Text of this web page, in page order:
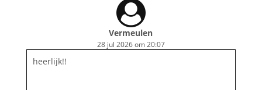
Vermeulen
28 jul 2026 om 20:07
heerlijk!!